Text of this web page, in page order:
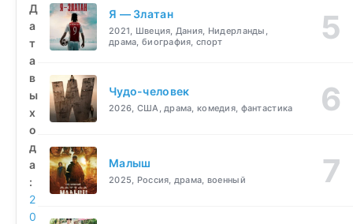
Джилл
(2022)
смотреть
бесплатно
Д
а
т
а
в
ы
х
о
д
а
:
2
0
Я — Златан
2021, Швеция, Дания, Нидерланды,
драма, биография, спорт
Чудо-человек
2026, США, драма, комедия, фантастика
Малыш
2025, Россия, драма, военный